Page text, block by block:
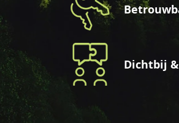
Dichtbij